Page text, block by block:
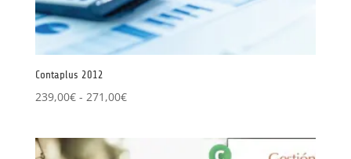
Contaplus 2012
239,00€ - 271,00€Rango
desde